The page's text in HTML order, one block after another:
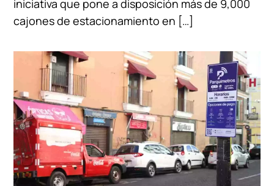
iniciativa que pone a disposición más de 9,000
cajones de estacionamiento en […]